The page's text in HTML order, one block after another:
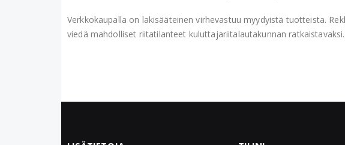
Verkkokaupalla on lakisääteinen virhevastuu myydyistä tuotteista.
viedä mahdolliset riitatilanteet kuluttajariitalautakunnan ratkaistavaksi.